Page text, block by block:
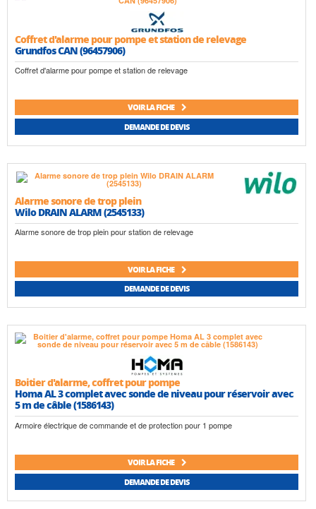
Coffret d'alarme pour pompe et station de relevage
Grundfos CAN (96457906)
Coffret d'alarme pour pompe et station de relevage
VOIR LA FICHE
DEMANDE DE DEVIS
Alarme sonore de trop plein
Wilo DRAIN ALARM (2545133)
Alarme sonore de trop plein pour station de relevage
VOIR LA FICHE
DEMANDE DE DEVIS
Boitier d'alarme, coffret pour pompe
Homa AL 3 complet avec sonde de niveau pour réservoir avec
5 m de câble (1586143)
Armoire électrique de commande et de protection pour 1 pompe
VOIR LA FICHE
DEMANDE DE DEVIS